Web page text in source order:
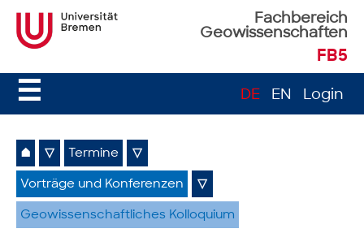
Fachbereich
Geowissenschaften
FB5
☰ DE EN Login
⌂ ▽ Termine ▽
Vorträge und Konferenzen ▽
Geowissenschaftliches Kolloquium